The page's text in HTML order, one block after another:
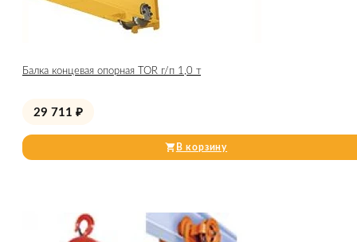
Балка концевая опорная TOR г/п 1,0 т
29 711 ₽
В корзину